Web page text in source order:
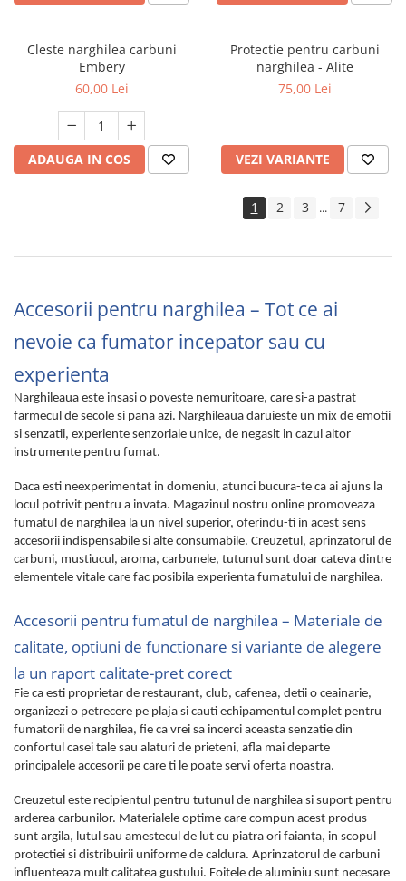
Cleste narghilea carbuni
Embery
60,00 Lei
ADAUGA IN COS
Protectie pentru carbuni
narghilea - Alite
75,00 Lei
VEZI VARIANTE
1 2 3 ... 7
Accesorii pentru narghilea – Tot ce ai
nevoie ca fumator incepator sau cu
experienta
Narghileaua este insasi o poveste nemuritoare, care si-a pastrat
farmecul de secole si pana azi. Narghileaua daruieste un mix de emotii
si senzatii, experiente senzoriale unice, de negasit in cazul altor
instrumente pentru fumat.
Daca esti neexperimentat in domeniu, atunci bucura-te ca ai ajuns la
locul potrivit pentru a invata. Magazinul nostru online promoveaza
fumatul de narghilea la un nivel superior, oferindu-ti in acest sens
accesorii indispensabile si alte consumabile. Creuzetul, aprinzatorul de
carbuni, mustiucul, aroma, carbunele, tutunul sunt doar cateva dintre
elementele vitale care fac posibila experienta fumatului de narghilea.
Accesorii pentru fumatul de narghilea – Materiale de
calitate, optiuni de functionare si variante de alegere
la un raport calitate-pret corect
Fie ca esti proprietar de restaurant, club, cafenea, detii o ceainarie,
organizezi o petrecere pe plaja si cauti echipamentul complet pentru
fumatorii de narghilea, fie ca vrei sa incerci aceasta senzatie din
confortul casei tale sau alaturi de prieteni, afla mai departe
principalele accesorii pe care ti le poate servi oferta noastra.
Creuzetul este recipientul pentru tutunul de narghilea si suport pentru
arderea carbunilor. Materialele optime care compun acest produs
sunt argila, lutul sau amestecul de lut cu piatra ori faianta, in scopul
protectiei si distribuirii uniforme de caldura. Aprinzatorul de carbuni
influenteaza mult calitatea gustului. Foitele de aluminiu sunt necesare